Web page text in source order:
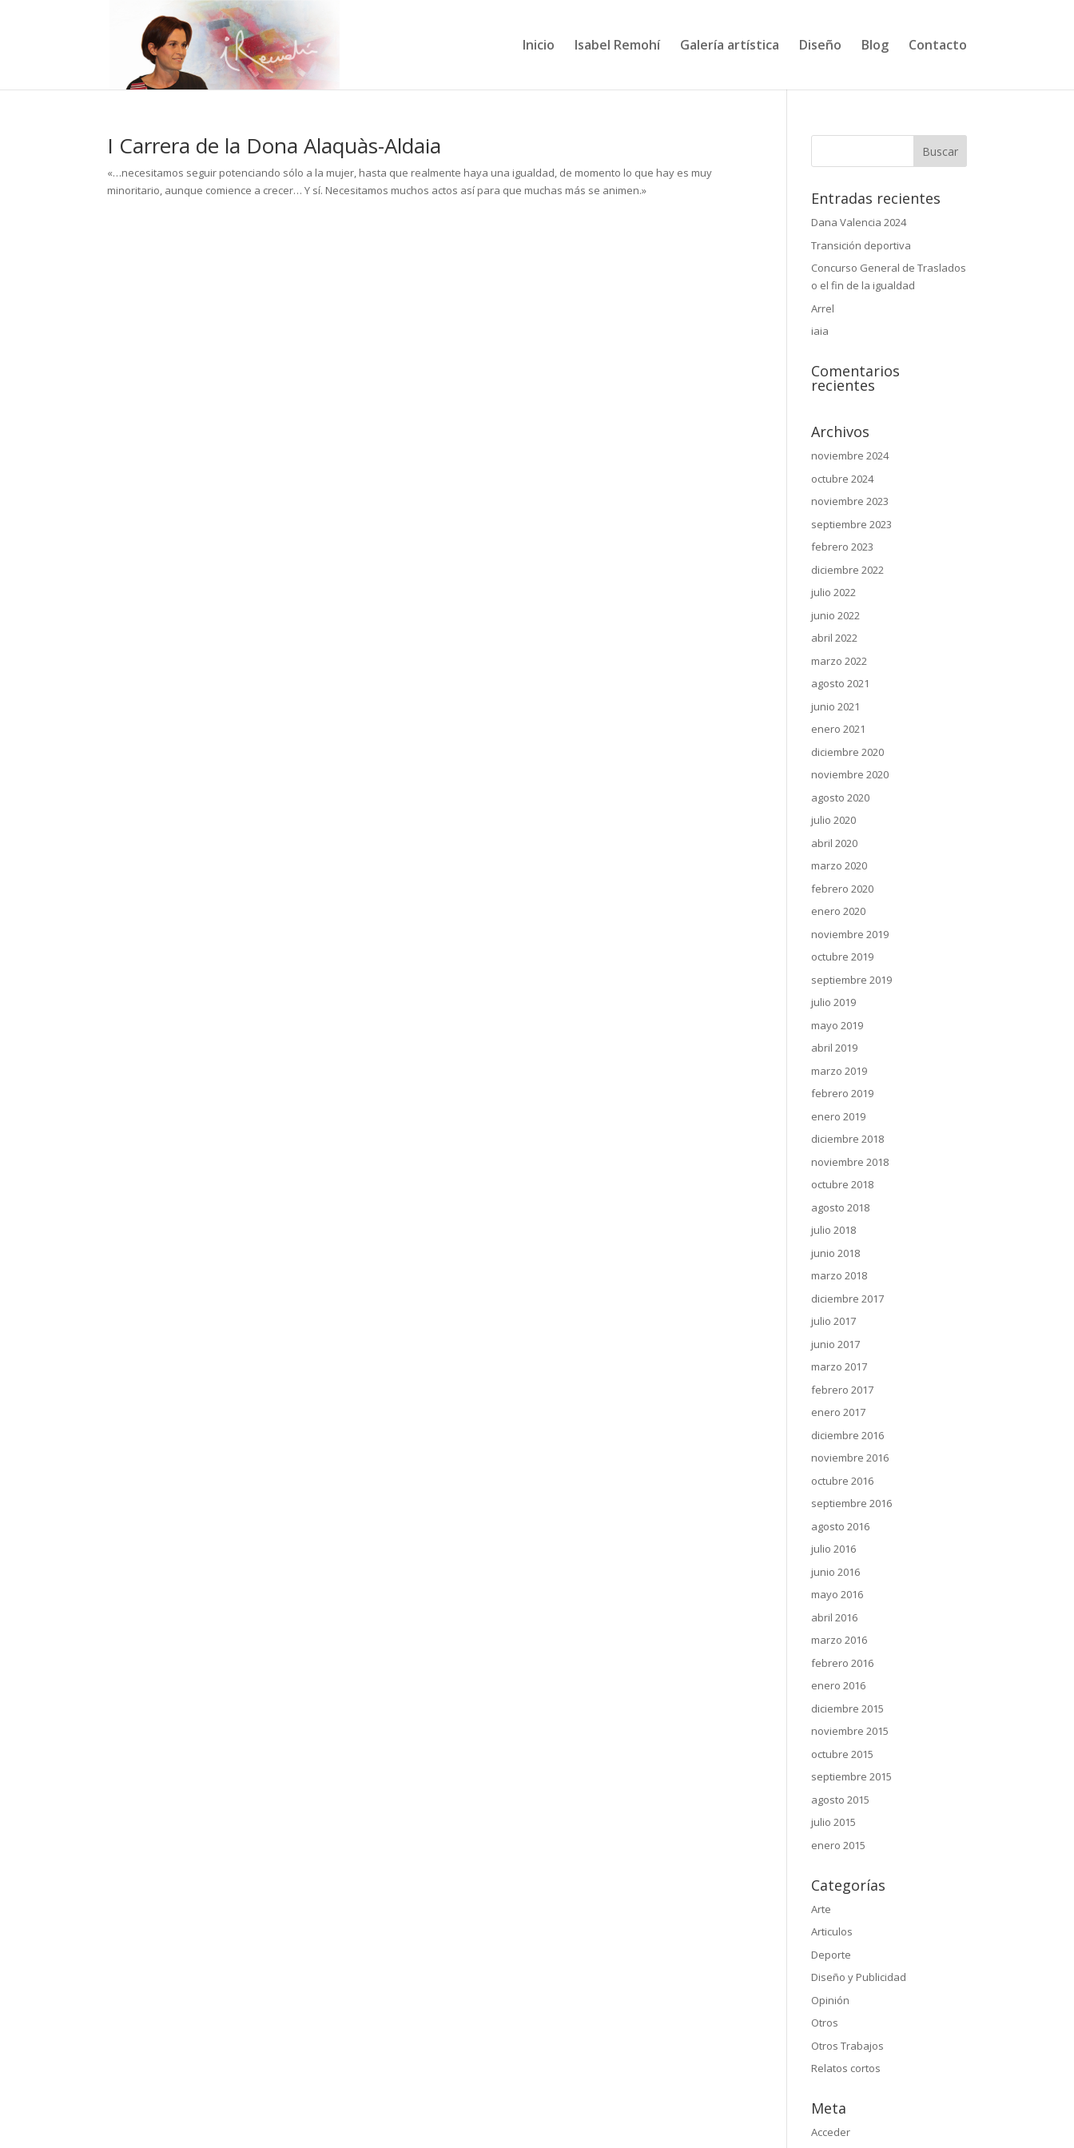
Inicio Isabel Remohí Galería artística Diseño Blog Contacto
I Carrera de la Dona Alaquàs-Aldaia
«…necesitamos seguir potenciando sólo a la mujer, hasta que realmente haya una igualdad, de momento lo que hay es muy
minoritario, aunque comience a crecer… Y sí. Necesitamos muchos actos así para que muchas más se animen.»
Entradas recientes
Dana Valencia 2024
Transición deportiva
Concurso General de Traslados
o el fin de la igualdad
Arrel
iaia
Comentarios
recientes
Archivos
noviembre 2024
octubre 2024
noviembre 2023
septiembre 2023
febrero 2023
diciembre 2022
julio 2022
junio 2022
abril 2022
marzo 2022
agosto 2021
junio 2021
enero 2021
diciembre 2020
noviembre 2020
agosto 2020
julio 2020
abril 2020
marzo 2020
febrero 2020
enero 2020
noviembre 2019
octubre 2019
septiembre 2019
julio 2019
mayo 2019
abril 2019
marzo 2019
febrero 2019
enero 2019
diciembre 2018
noviembre 2018
octubre 2018
agosto 2018
julio 2018
junio 2018
marzo 2018
diciembre 2017
julio 2017
junio 2017
marzo 2017
febrero 2017
enero 2017
diciembre 2016
noviembre 2016
octubre 2016
septiembre 2016
agosto 2016
julio 2016
junio 2016
mayo 2016
abril 2016
marzo 2016
febrero 2016
enero 2016
diciembre 2015
noviembre 2015
octubre 2015
septiembre 2015
agosto 2015
julio 2015
enero 2015
Categorías
Arte
Articulos
Deporte
Diseño y Publicidad
Opinión
Otros
Otros Trabajos
Relatos cortos
Meta
Acceder